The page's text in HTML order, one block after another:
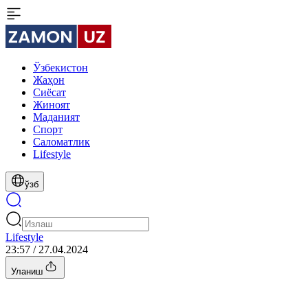
Ўзбекистон
Жаҳон
Сиёсат
Жиноят
Маданият
Спорт
Cаломатлик
Lifestyle
ўзб
Lifestyle
23:57 / 27.04.2024
Уланиш